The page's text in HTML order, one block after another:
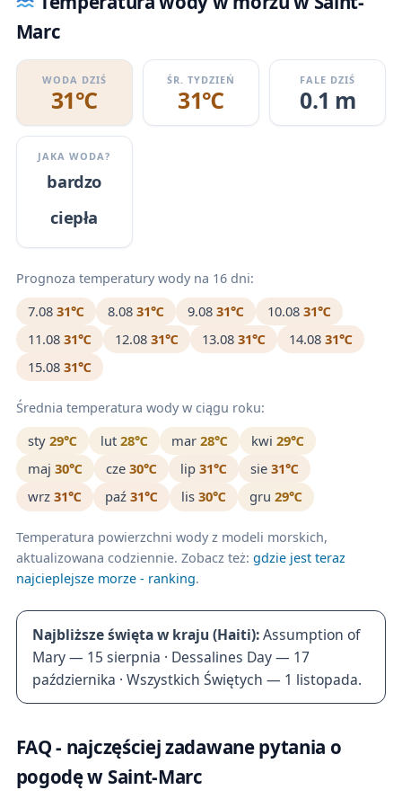
Marc
WODA DZIŚ
31℃
ŚR. TYDZIEŃ
31℃
FALE DZIŚ
0.1 m
JAKA WODA?
bardzo
ciepła
Prognoza temperatury wody na 16 dni:
7.08 31℃ 8.08 31℃ 9.08 31℃ 10.08 31℃
11.08 31℃ 12.08 31℃ 13.08 31℃ 14.08 31℃
15.08 31℃
Średnia temperatura wody w ciągu roku:
sty 29℃ lut 28℃ mar 28℃ kwi 29℃
maj 30℃ cze 30℃ lip 31℃ sie 31℃
wrz 31℃ paź 31℃ lis 30℃ gru 29℃
Temperatura powierzchni wody z modeli morskich,
aktualizowana codziennie. Zobacz też: gdzie jest teraz
najcieplejsze morze - ranking.
Najbliższe święta w kraju (Haiti):Assumption of
Mary — 15 sierpnia · Dessalines Day — 17
października · Wszystkich Świętych — 1 listopada.
FAQ - najczęściej zadawane pytania o
pogodę w Saint-Marc